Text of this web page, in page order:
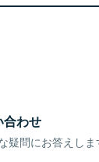
合わせ
問にお答えしま